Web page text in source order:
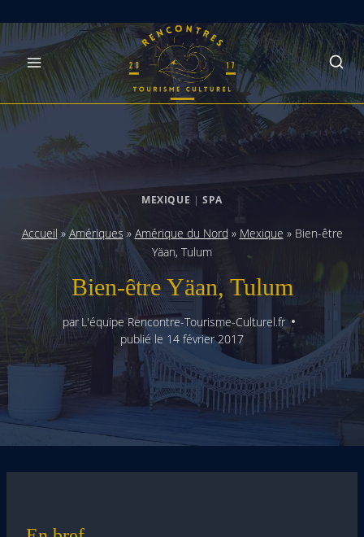
Skip
to
content
MEXIQUE |SPA
Accueil » Amériques» Amérique du Nord » Mexique » Bien-être
Yäan, Tulum
Bien-être Yäan, Tulum
par L'équipe Rencontre-Tourisme-Culturel.fr
publié le 14 février 2017